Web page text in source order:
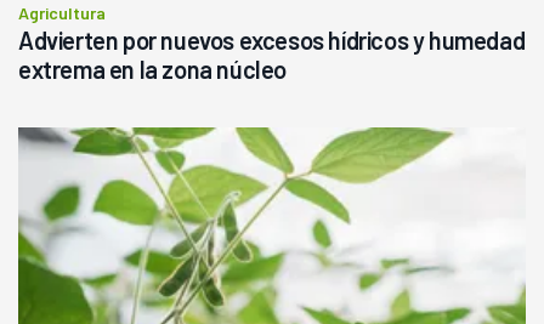
Agricultura
Advierten por nuevos excesos hídricos y humedad
extrema en la zona núcleo